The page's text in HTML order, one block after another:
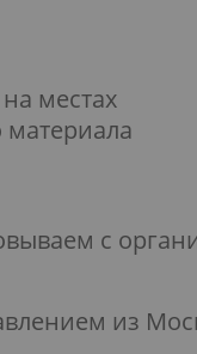
местах
материала
с
из